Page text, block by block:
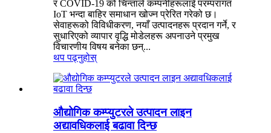
र COVID-19 को चिन्ताले कम्पनीहरूलाई परम्परागत
IoT भन्दा बाहिर समाधान खोज्न प्रेरित गरेको छ।
सेवाहरूको विविधीकरण, नयाँ उत्पादनहरू प्रदान गर्ने, र
सुधारिएको व्यापार वृद्धि मोडेलहरू अपनाउने प्रमुख
विचारणीय विषय बनेका छन्...
थप पढ्नुहोस्
औद्योगिक कम्प्युटरले उत्पादन लाइन
अद्यावधिकलाई बढावा दिन्छ